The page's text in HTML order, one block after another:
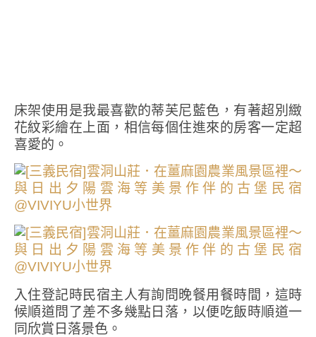
床架使用是我最喜歡的蒂芙尼藍色，有著超別緻
花紋彩繪在上面，相信每個住進來的房客一定超
喜愛的。
入住登記時民宿主人有詢問晚餐用餐時間，這時
候順道問了差不多幾點日落，以便吃飯時順道一
同欣賞日落景色。